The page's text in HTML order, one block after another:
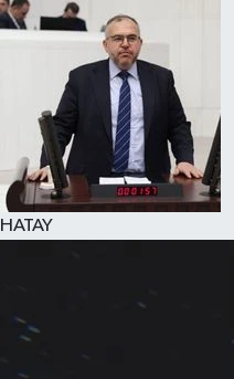
HATAY
Spor
Teknoloji
Yaşam